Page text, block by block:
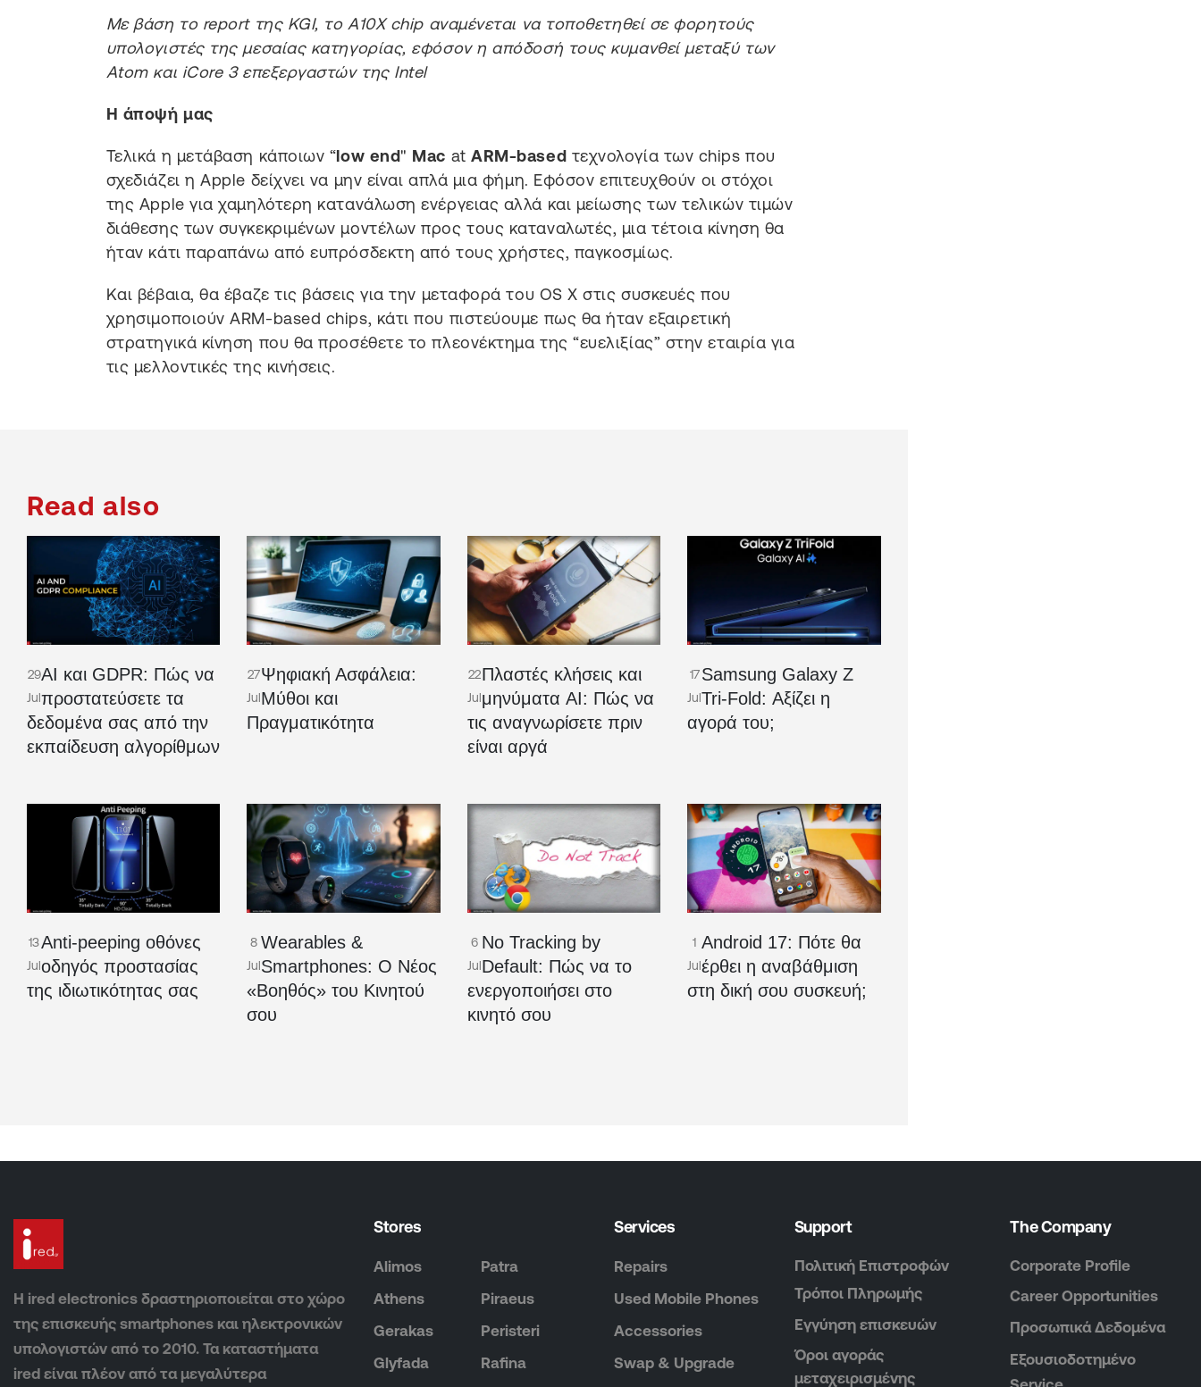
Με βάση το report της KGI, το Α10Χ chip αναμένεται να τοποθετηθεί σε φορητούς
υπολογιστές της μεσαίας κατηγορίας, εφόσον η απόδοσή τους κυμανθεί μεταξύ των
Atom και iCore 3 επεξεργαστών της Intel
Η άποψή μας
Τελικά η μετάβαση κάποιων “low end" Mac atARM-based τεχνολογία των chips που
σχεδιάζει η Apple δείχνει να μην είναι απλά μια φήμη. Εφόσον επιτευχθούν οι στόχοι
της Apple για χαμηλότερη κατανάλωση ενέργειας αλλά και μείωσης των τελικών τιμών
διάθεσης των συγκεκριμένων μοντέλων προς τους καταναλωτές, μια τέτοια κίνηση θα
ήταν κάτι παραπάνω από ευπρόσδεκτη από τους χρήστες, παγκοσμίως.
Και βέβαια, θα έβαζε τις βάσεις για την μεταφορά του OS X στις συσκευές που
χρησιμοποιούν ARM-based chips, κάτι που πιστεύουμε πως θα ήταν εξαιρετική
στρατηγικά κίνηση που θα προσέθετε το πλεονέκτημα της “ευελιξίας” στην εταιρία για
τις μελλοντικές της κινήσεις.
Read also
29
Jul
AI και GDPR: Πώς να
προστατεύσετε τα
δεδομένα σας από την
εκπαίδευση αλγορίθμων
27
Jul
Ψηφιακή Ασφάλεια:
Μύθοι και
Πραγματικότητα
22
Jul
Πλαστές κλήσεις και
μηνύματα AI: Πώς να
τις αναγνωρίσετε πριν
είναι αργά
17
Jul
Samsung Galaxy Z
Tri-Fold: Αξίζει η
αγορά του;
13
Jul
Anti-peeping οθόνες
οδηγός προστασίας
της ιδιωτικότητας σας
8
Jul
Wearables &
Smartphones: Ο Νέος
«Βοηθός» του Κινητού
σου
6
Jul
No Tracking by
Default: Πώς να το
ενεργοποιήσει στο
κινητό σου
1
Jul
Android 17: Πότε θα
έρθει η αναβάθμιση
στη δική σου συσκευή;
Η ired electronics δραστηριοποιείται στο χώρο
της επισκευής smartphones και ηλεκτρονικών
υπολογιστών από το 2010. Τα καταστήματα
ired είναι πλέον από τα μεγαλύτερα
Stores
Alimos
Athens
Gerakas
Glyfada
Patra
Piraeus
Peristeri
Rafina
Services
Repairs
Used Mobile Phones
Accessories
Swap & Upgrade
Support
Πολιτική Επιστροφών
Τρόποι Πληρωμής
Εγγύηση επισκευών
Όροι αγοράς
μεταχειρισμένης
The Company
Corporate Profile
Career Opportunities
Προσωπικά Δεδομένα
Εξουσιοδοτημένο